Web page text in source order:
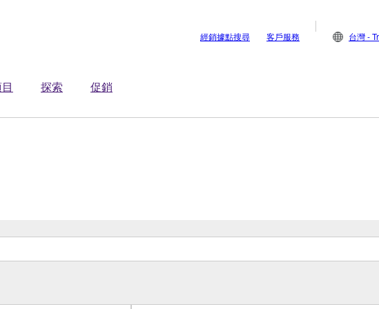
探索 促銷
經銷據點搜尋 客戶服務 台灣 -